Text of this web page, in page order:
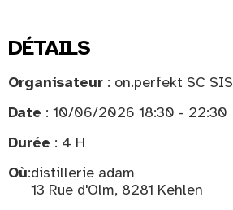
DÉTAILS
Organisateur : on.perfekt SC SIS
Date : 10/06/2026 18:30 - 22:30
Durée : 4 H
Où:distillerie adam
13 Rue d'Olm, 8281 Kehlen